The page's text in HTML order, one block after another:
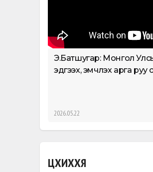
Э.Батшугар: Монгол
эдгээх, эмчлэх арга руу
2026.05.22
ЦХИХХЯ